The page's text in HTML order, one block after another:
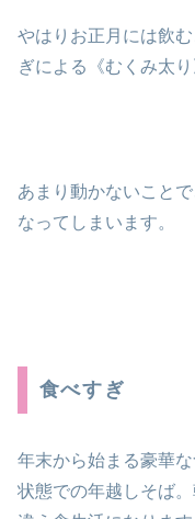
やはりお正月には飲
ぎによる《むくみ太り
あまり動かないこと
なってしまいます。
食べすぎ
年末から始まる豪華
状態での年越しそば